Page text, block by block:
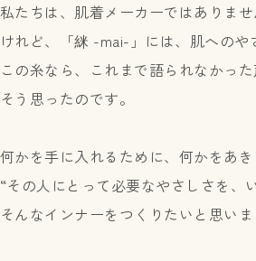
私たちは、肌着メーカーではありませ
けれど、「䋛 -mai-」には、肌へのや
この糸なら、これまで語られなかっ
そう思ったのです。
何かを手に入れるために、何かをあ
“その人にとって必要なやさしさを、
そんなインナーをつくりたいと思いま